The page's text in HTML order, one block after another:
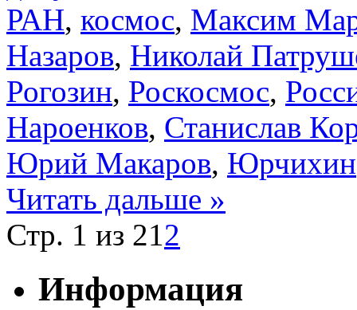
РАН, космос, Максим
Назаров, Николай
Рогозин, Роскосмос,
Нароенков, Станислав
Юрий Макаров, Юрчихин
Читать дальше »
Стр. 1 из 21 2
Информация